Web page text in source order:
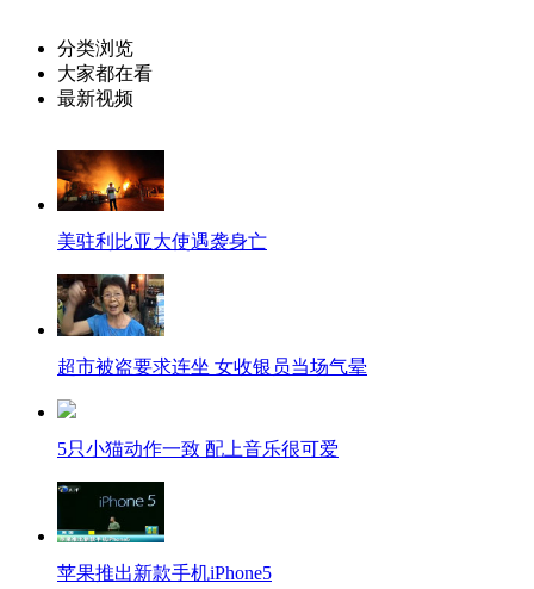
分类浏览
大家都在看
最新视频
美驻利比亚大使遇袭身亡
超市被盗要求连坐 女收银员当场气晕
5只小猫动作一致 配上音乐很可爱
苹果推出新款手机iPhone5